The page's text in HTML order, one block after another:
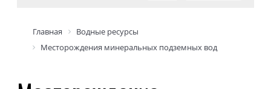
Главная
Водные ресурсы
Месторождения минеральных подземных вод